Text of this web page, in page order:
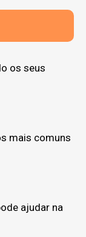
os seus
mais comuns
ajudar na